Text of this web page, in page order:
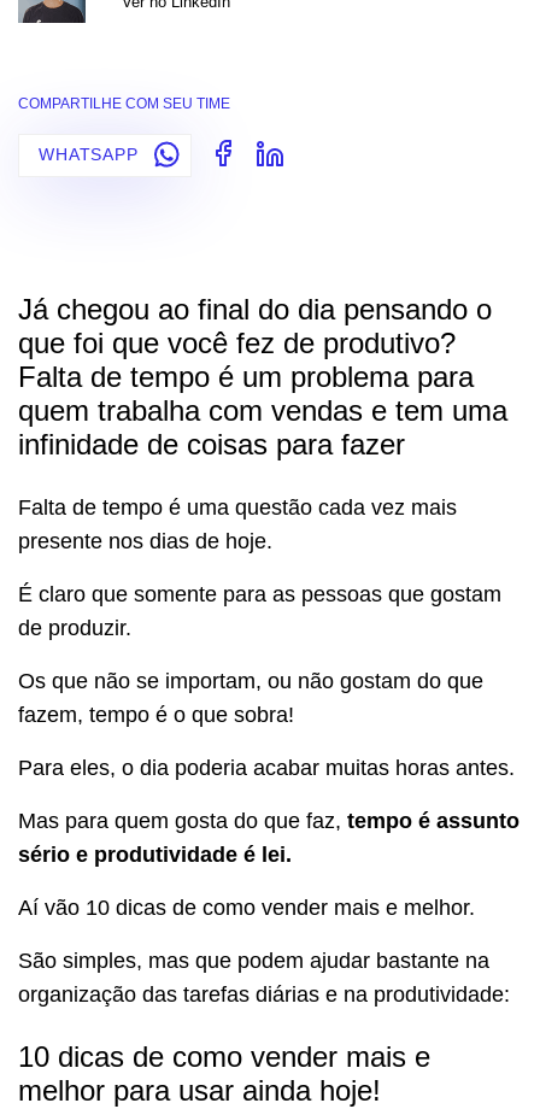
COMPARTILHE COM SEU TIME
WHATSAPP
Já chegou ao final do dia pensando o
que foi que você fez de produtivo?
Falta de tempo é um problema para
quem trabalha com vendas e tem uma
infinidade de coisas para fazer
Falta de tempo é uma questão cada vez mais
presente nos dias de hoje.
É claro que somente para as pessoas que gostam
de produzir.
Os que não se importam, ou não gostam do que
fazem, tempo é o que sobra!
Para eles, o dia poderia acabar muitas horas antes.
Mas para quem gosta do que faz, tempo é assunto
sério e produtividade é lei.
Aí vão 10 dicas de como vender mais e melhor.
São simples, mas que podem ajudar bastante na
organização das tarefas diárias e na produtividade:
10 dicas de como vender mais e
melhor para usar ainda hoje!